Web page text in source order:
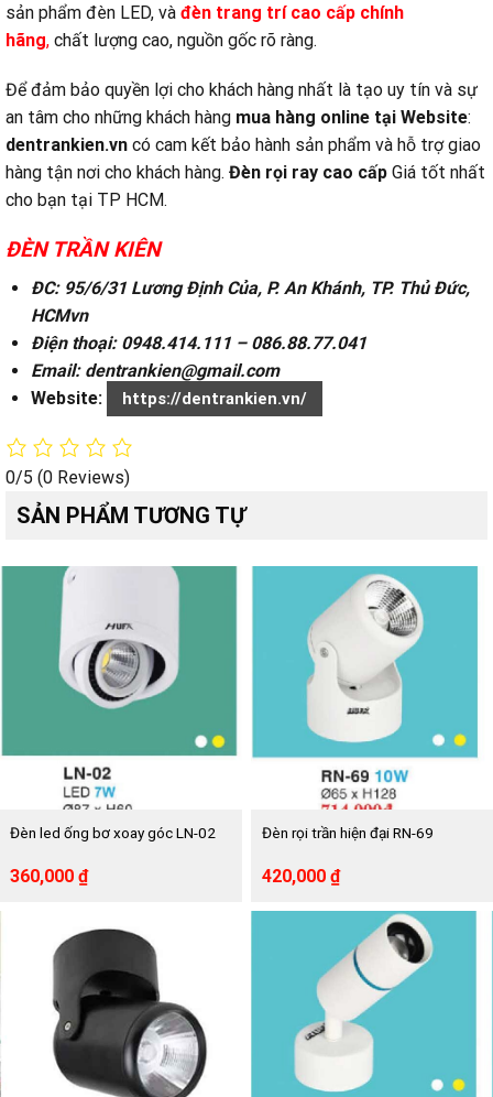
sản phẩm đèn LED, và đèn trang trí cao cấp chính
hãng, chất lượng cao, nguồn gốc rõ ràng.
Để đảm bảo quyền lợi cho khách hàng nhất là tạo uy tín và sự
an tâm cho những khách hàng mua hàng online tại Website:
dentrankien.vn có cam kết bảo hành sản phẩm và hỗ trợ giao
hàng tận nơi cho khách hàng. Đèn rọi ray cao cấp Giá tốt nhất
cho bạn tại TP HCM.
ĐÈN TRẦN KIÊN
ĐC: 95/6/31 Lương Định Của, P. An Khánh, TP. Thủ Đức,
HCMvn
Điện thoại: 0948.414.111 – 086.88.77.041
Email: dentrankien@gmail.com
Website:
https://dentrankien.vn/
0/5 (0 Reviews)
SẢN PHẨM TƯƠNG TỰ
Đèn led ống bơ xoay góc LN-02
Giá
660,000 ₫.
360,000 ₫Giá
là:
360,000 ₫.
Đèn rọi trần hiện đại RN-69
Giá
là:
420,000 ₫Giá
tại
420,000 ₫.